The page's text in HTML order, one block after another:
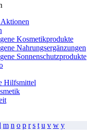
Kosmetikprodukte
Nahrungsergänzungen
Sonnenschutzprodukte
Hilfsmittel
m n o p r s t u v w y